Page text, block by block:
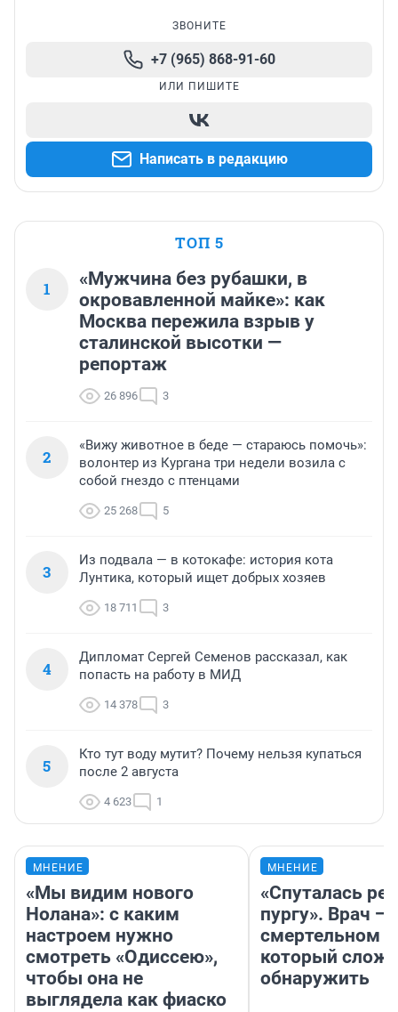
ЗВОНИТЕ
+7 (965) 868-91-60
ИЛИ ПИШИТЕ
Написать в редакцию
ТОП 5
1
«Мужчина без рубашки, в
окровавленной майке»: как
Москва пережила взрыв у
сталинской высотки —
репортаж
26 896 3
2
«Вижу животное в беде — стараюсь помочь»:
волонтер из Кургана три недели возила с
собой гнездо с птенцами
25 268 5
3
Из подвала — в котокафе: история кота
Лунтика, который ищет добрых хозяев
18 711 3
4
Дипломат Сергей Семенов рассказал, как
попасть на работу в МИД
14 378 3
5
Кто тут воду мутит? Почему нельзя купаться
после 2 августа
4 623 1
МНЕНИЕ
«Мы видим нового
Нолана»: с каким
настроем нужно
смотреть «Одиссею»,
чтобы она не
выглядела как фиаско
МНЕНИЕ
«Спуталась
пургу». Врач —
смертельном
который
обнаружить